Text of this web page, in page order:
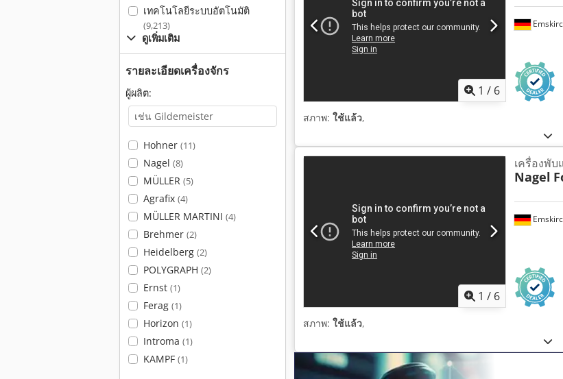
เทคโนโลยีระบบอัตโนมัติ
(9,213)
ดูเพิ่มเติม
รายละเอียดเครื่องจักร
ผู้ผลิต:
Hohner (11)
Nagel (8)
MÜLLER (5)
Agrafix (4)
MÜLLER MARTINI (4)
Brehmer (2)
Heidelberg (2)
POLYGRAPH (2)
Ernst (1)
Ferag (1)
Horizon (1)
Introma (1)
KAMPF (1)
1 / 6
สภาพ: ใช้แล้ว,
1 / 6
เครื่องพับ
Nagel
สภาพ: ใช้แล้ว,